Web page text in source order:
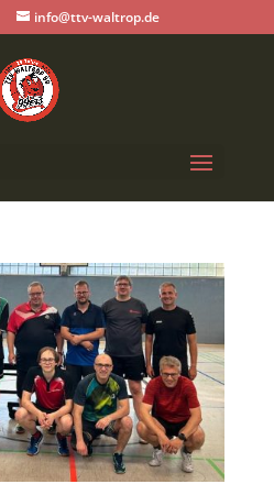
info@ttv-waltrop.de